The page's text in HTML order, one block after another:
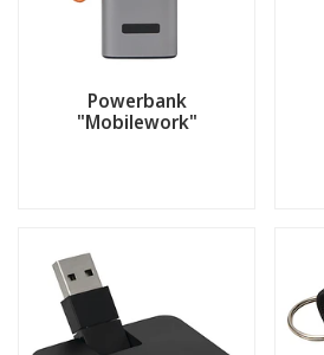
Powerbank
"Mobilework"